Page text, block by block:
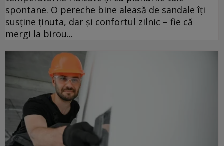
spontane. O pereche bine aleasă de sandale îți
susține ținuta, dar și confortul zilnic – fie că
mergi la birou...